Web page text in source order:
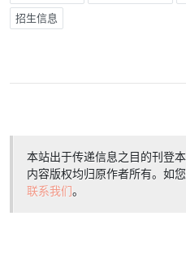
招生信息
本站出于传递信息之目的刊登
内容版权均归原作者所有。如
联系我们。